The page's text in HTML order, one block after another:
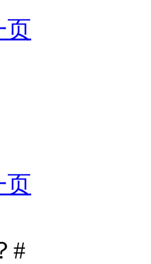
页
页
#